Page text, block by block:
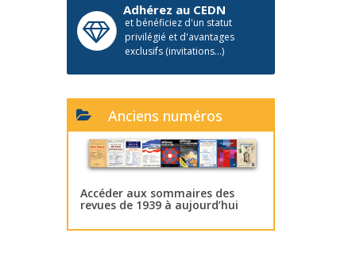
Adhérez au CEDN
et bénéficiez d'un statut
privilégié et d'avantages
exclusifs (invitations...)
Anciens numéros
Accéder aux sommaires des
revues de 1939 à aujourd’hui